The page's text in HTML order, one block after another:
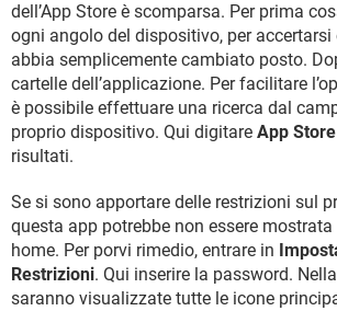
dell’App Store è scomparsa. Per prima
ogni angolo del dispositivo, per accertarsi
abbia semplicemente cambiato posto.
cartelle dell’applicazione. Per facilitare
è possibile effettuare una ricerca dal
proprio dispositivo. Qui digitare App Store
risultati.
Se si sono apportare delle restrizioni sul
questa app potrebbe non essere
home. Per porvi rimedio, entrare in
Restrizioni. Qui inserire la password.
saranno visualizzate tutte le icone